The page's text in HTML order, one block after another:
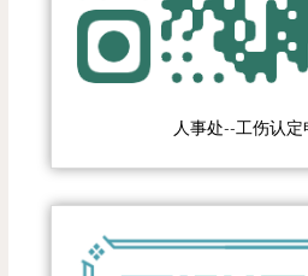
人事处--工伤认定